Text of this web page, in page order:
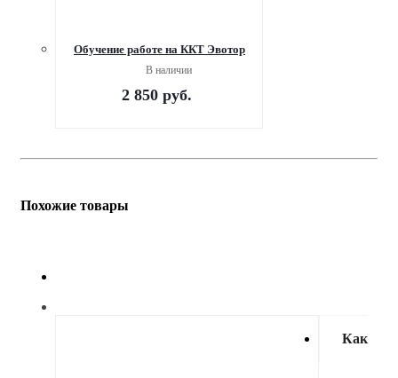
Обучение работе на ККТ Эвотор
В наличии
2 850руб.
Похожие товары
Как